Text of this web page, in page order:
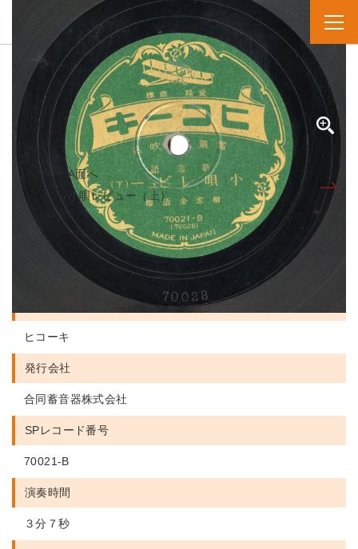
SPレコード
コウタレビュー
資料番号：SPH11MK020970B
小唄レビュー（下）
B面
A面へ
小唄レビュー（上）
人名・団体名
柳家金語楼 実演家
ヒコーキ
発行会社
合同蓄音器株式会社
SPレコード番号
70021-B
演奏時間
３分７秒